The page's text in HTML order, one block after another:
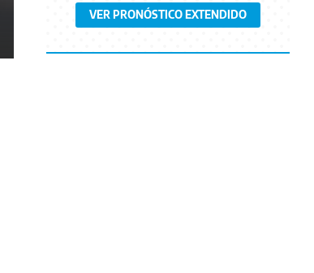
VER PRONÓSTICO EXTENDIDO